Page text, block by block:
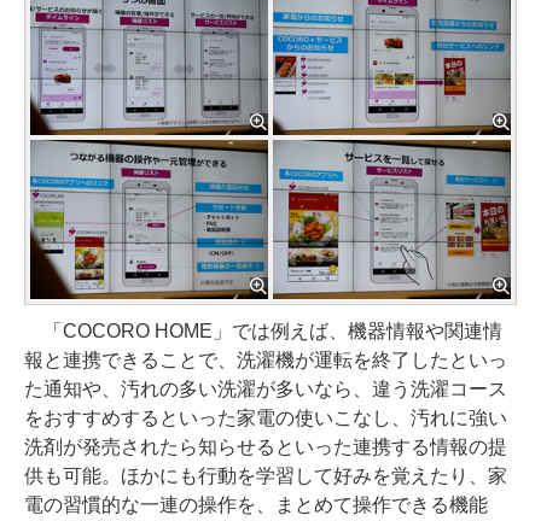
「COCORO HOME」では例えば、機器情報や関連情
報と連携できることで、洗濯機が運転を終了したといっ
た通知や、汚れの多い洗濯が多いなら、違う洗濯コース
をおすすめするといった家電の使いこなし、汚れに強い
洗剤が発売されたら知らせるといった連携する情報の提
供も可能。ほかにも行動を学習して好みを覚えたり、家
電の習慣的な一連の操作を、まとめて操作できる機能